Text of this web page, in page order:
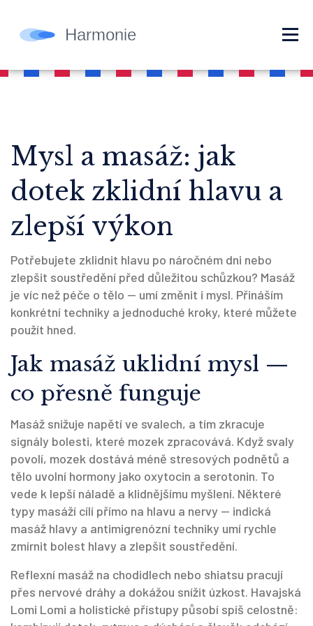
Mysl a masáž: jak
dotek zklidní hlavu a
zlepší výkon
Potřebujete zklidnit hlavu po náročném dni nebo
zlepšit soustředění před důležitou schůzkou? Masáž
je víc než péče o tělo — umí změnit i mysl. Přináším
konkrétní techniky a jednoduché kroky, které můžete
použít hned.
Jak masáž uklidní mysl —
co přesně funguje
Masáž snižuje napětí ve svalech, a tím zkracuje
signály bolesti, které mozek zpracovává. Když svaly
povolí, mozek dostává méně stresových podnětů a
tělo uvolní hormony jako oxytocin a serotonin. To
vede k lepší náladě a klidnějšímu myšlení. Některé
typy masáží cílí přímo na hlavu a nervy — indická
masáž hlavy a antimigrenózní techniky umí rychle
zmírnit bolest hlavy a zlepšit soustředění.
Reflexní masáž na chodidlech nebo shiatsu pracují
přes nervové dráhy a dokážou snížit úzkost. Havajská
Lomi Lomi a holistické přístupy působí spíš celostně: